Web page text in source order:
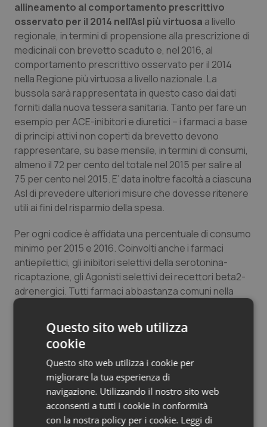
allineamento al comportamento prescrittivo
osservato per il 2014 nell’Asl più virtuosa a livello
regionale, in termini di propensione alla prescrizione di
medicinali con brevetto scaduto e, nel 2016, al
comportamento prescrittivo osservato per il 2014
nella Regione più virtuosa a livello nazionale. La
bussola sarà rappresentata in questo caso dai dati
forniti dalla nuova tessera sanitaria. Tanto per fare un
esempio per ACE-inibitori e diuretici – i farmaci a base
di principi attivi non coperti da brevetto devono
rappresentare, su base mensile, in termini di consumi,
almeno il 72 per cento del totale nel 2015 per salire al
75 per cento nel 2015. E’ data inoltre facoltà a ciascuna
Asl di prevedere ulteriori misure che dovesse ritenere
utili ai fini del risparmio della spesa.
Per ogni codice è affidata una percentuale di consumo
minimo per 2015 e 2016. Coinvolti anche i farmaci
antiepilettici, gli inibitori selettivi della serotonina-
ricaptazione, gli Agonisti selettivi dei recettori beta2-
adrenergici. Tutti farmaci abbastanza comuni nella
pratica terapeutica quotidiana dei medici di famiglia. I
medici prescrittori, nei pazienti naive, quando
ritengono di iniziare una terapia farmacologica devono
come prima scelta, rivolgersi a farmaci presenti nelle
liste di trasparenza dell’Aifa (farmaci a brevetto
scaduto) e qualora il medico prescrittore ritenga di
iniziare la terapia in un paziente naive con un farmaco
con brevetto in corso, dovrà motivare la scelta
attraverso il nuovo Modello Unico di prescrizione
Questo sito web utilizza
cookie
Questo sito web utilizza i cookie per
migliorare la tua esperienza di
navigazione. Utilizzando il nostro sito web
acconsenti a tutti i cookie in conformità
con la nostra policy per i cookie. Leggi di